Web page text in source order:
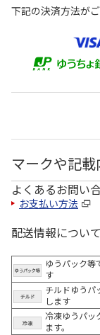
下記の決済方法がご
マークや記
よくあるお問い
お支払い方法
配送情報について
ゆうパック等
す
チルドゆうパ
します
冷凍ゆうパッ
ます。